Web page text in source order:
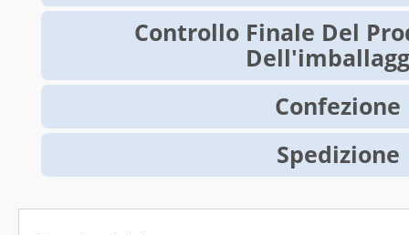
Controllo Finale Del
Confezione
Spedizione